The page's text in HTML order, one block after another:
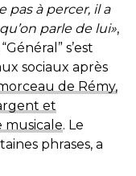
pas à percer, il a
parle de lui»,
s’est
sociaux après
de Rémy,
et
musicale. Le
phrases, a